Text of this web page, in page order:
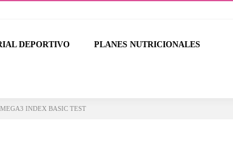
DEPORTIVO PLANES NUTRICIONALES
INDEX BASIC TEST